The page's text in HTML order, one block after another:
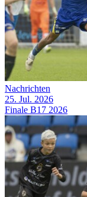
Nachrichten
25. Jul. 2026
Finale B17 2026